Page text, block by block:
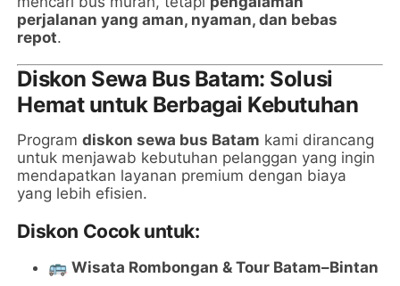
perjalanan yang aman, nyaman, dan bebas
repot.
Diskon Sewa Bus Batam: Solusi
Hemat untuk Berbagai Kebutuhan
Programdiskon sewa bus Batam kami dirancang
untuk menjawab kebutuhan pelanggan yang ingin
mendapatkan layanan premium dengan biaya
yang lebih efisien.
Diskon Cocok untuk:
🚌Wisata Rombongan & Tour Batam–Bintan